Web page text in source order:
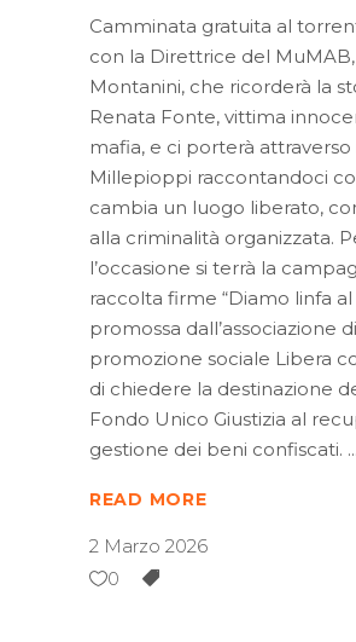
Camminata gratuita al
con la Direttrice del
Montanini, che ricorderà la
Renata Fonte, vittima
mafia, e ci porterà
Millepioppi raccontandoci
cambia un luogo liberato,
alla criminalità organizzata.
l’occasione si terrà la
raccolta firme “Diamo linfa al
promossa dall’associazione di
promozione sociale Libera
di chiedere la destinazione
Fondo Unico Giustizia al
gestione dei beni confiscati.
READ MORE
2 Marzo 2026
0